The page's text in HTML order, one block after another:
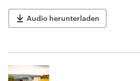
Audio herunterladen